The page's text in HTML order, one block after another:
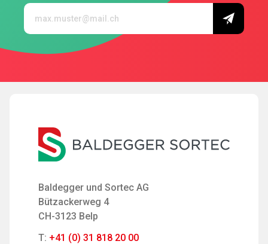
Baldegger und Sortec AG
Bützackerweg 4
CH-3123 Belp
T: +41 (0) 31 818 20 00